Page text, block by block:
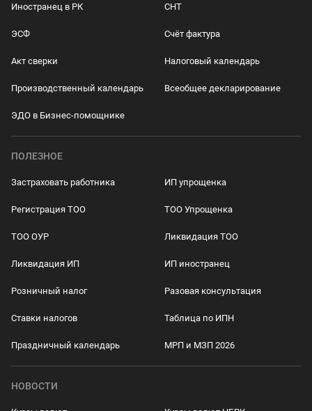
Иностранец в РК СНТ
ЭСФ Счёт фактура
Акт сверки Налоговый календарь
Производственный календарь Всеобщее декларирование
ЭДО в Бизнес-помощнике
ПОЛЕЗНОЕ
Застраховать работника ИП упрощенка
Регистрация ТОО ТОО Упрощенка
ТОО ОУР Ликвидация ТОО
Ликвидация ИП ИП иностранец
Розничный налог Разовая консультация
Ставки налогов Таблица по ИПН
Праздничный календарь МРП и МЗП 2026
НОВОСТИ